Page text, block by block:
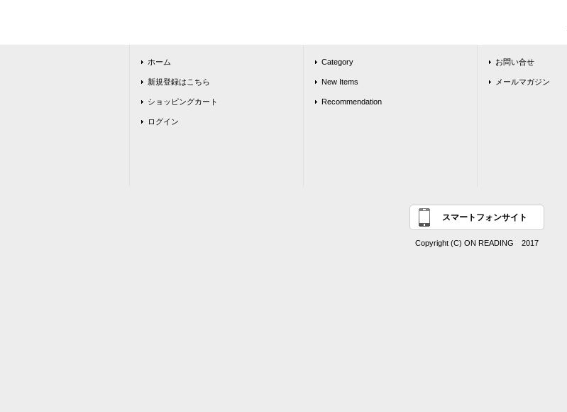
ホーム
新規登録はこちら
ショッピングカート
ログイン
Category
New Items
Recommendation
お問い合せ
メールマガジン
スマートフォンサイト
Copyright (C) ON READING 2017